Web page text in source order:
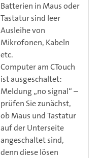
Batterien in Maus oder
Tastatur sind leer
Ausleihe von
Mikrofonen, Kabeln
etc.
Computer am CTouch
ist ausgeschaltet:
Meldung „no signal“ –
prüfen Sie zunächst,
ob Maus und Tastatur
auf der Unterseite
angeschaltet sind,
denn diese lösen